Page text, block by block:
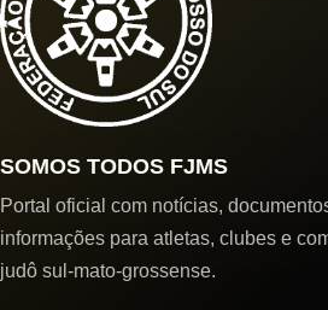
SOMOS TODOS FJMS
Portal oficial com notícias,
informações para atletas, clubes e
judô sul-mato-grossense.